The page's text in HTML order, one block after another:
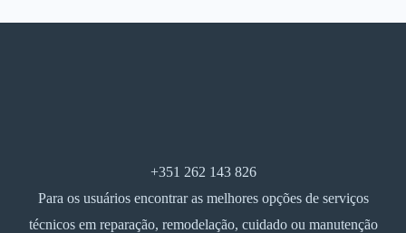
+351 262 143 826
Para os usuários encontrar as melhores opções de serviços
técnicos em reparação, remodelação, cuidado ou manutenção